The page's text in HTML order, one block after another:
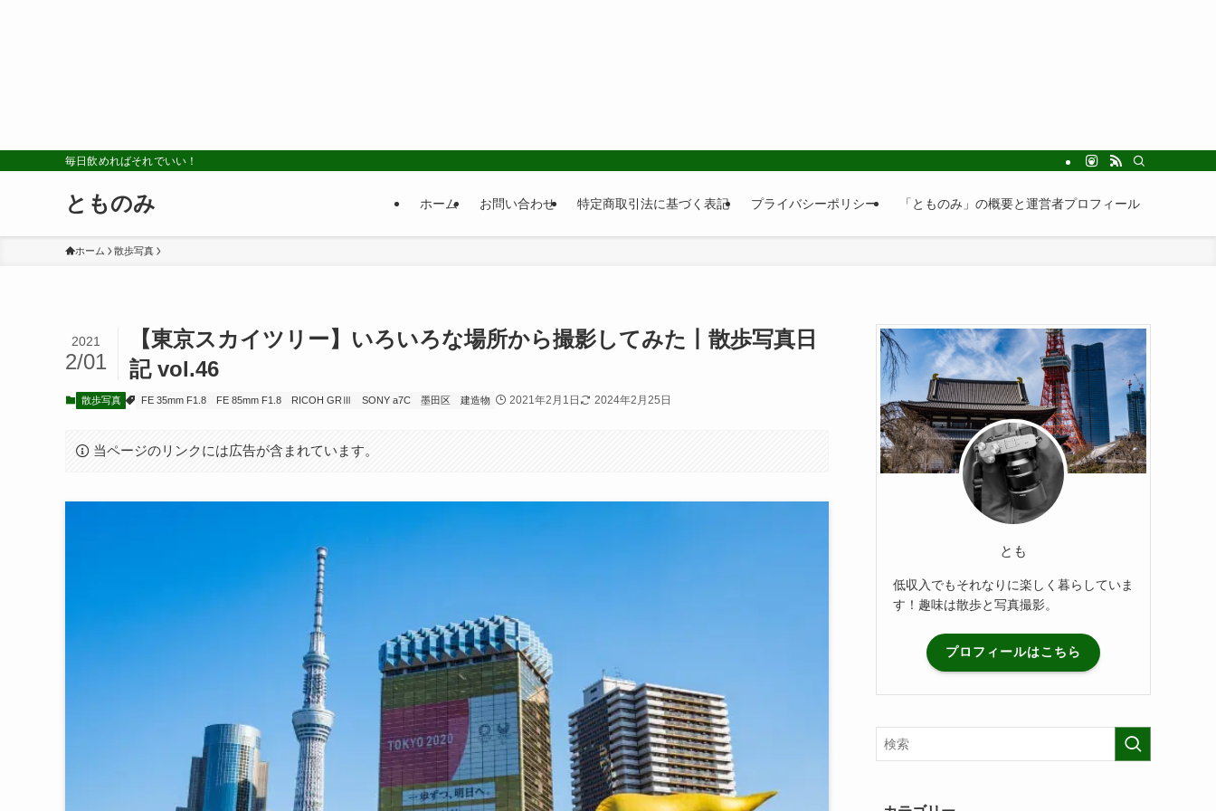
毎日飲めればそれでいい！
とものみ ホーム お問い合わせ 特定商取引法に基づく表記 プライバシーポリシー 「とものみ」の概要と運営者プロフィール
ホーム 散歩写真
【東京スカイツリー】いろいろな場所から撮影してみた丨散歩写真日
記 vol.46
2021
2/01
散歩写真 FE 35mm F1.8 FE 85mm F1.8 RICOH GRⅢ SONY a7C 墨田区 建造物 2021年2月1日 2024年2月25日
当ページのリンクには広告が含まれています。
とも
低収入でもそれなりに楽しく暮らしていま
す！趣味は散歩と写真撮影。
プロフィールはこちら